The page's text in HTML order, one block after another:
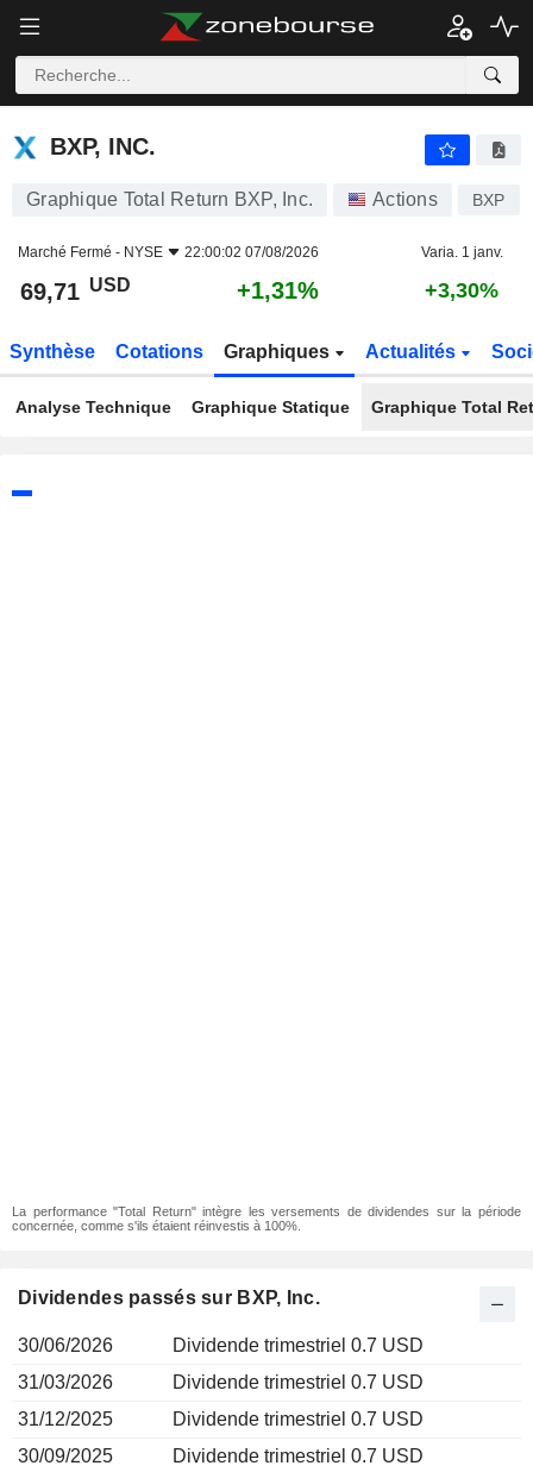
BXP, INC.
BXP, INC.
Graphique Total Return BXP, Inc. Actions BXP
Marché Fermé - NYSE 22:00:02 07/08/2026 Varia. 1 janv.
69,71 USD +1,31% +3,30%
Synthèse Cotations Graphiques Actualités
Analyse Technique Graphique Statique Graphique Total
La performance "Total Return" intègre les versements de dividendes sur la période
concernée, comme s'ils étaient réinvestis à 100%.
Dividendes passés sur BXP, Inc.
30/06/2026
Dividende trimestriel 0.7 USD
31/03/2026
Dividende trimestriel 0.7 USD
31/12/2025
Dividende trimestriel 0.7 USD
30/09/2025
Dividende trimestriel 0.7 USD